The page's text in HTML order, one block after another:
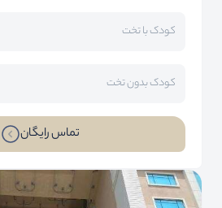
کودک با تخت
کودک بدون تخت
تماس رایگان